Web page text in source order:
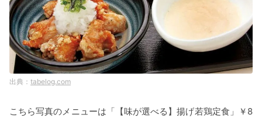
tabelog.com
こちら写真のメニューは「【味が選べる】揚げ若鶏定食」￥8